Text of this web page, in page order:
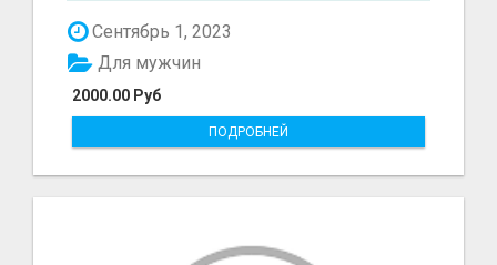
Сентябрь 1, 2023
2000.00 Руб
Для мужчин
ПОДРОБНЕЙ